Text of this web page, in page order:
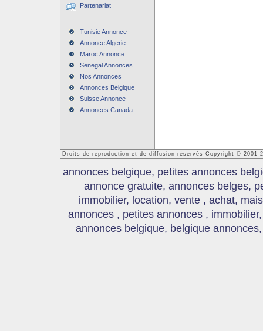
Partenariat
Tunisie Annonce
Annonce Algerie
Maroc Annonce
Senegal Annonces
Nos Annonces
Annonces Belgique
Suisse Annonce
Annonces Canada
Droits de reproduction et de diffusion réservés Copyright © 2001-
annonces belgique, petites annonces
annonce gratuite, annonces belges,
immobilier, location, vente , achat,
annonces , petites annonces ,
annonces belgique, belgique